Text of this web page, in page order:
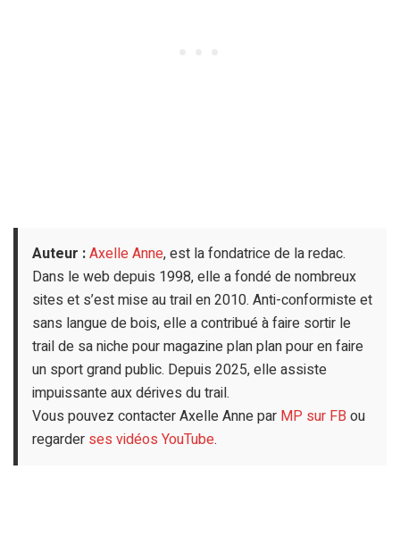
Auteur :Axelle Anne, est la fondatrice de la redac.
Dans le web depuis 1998, elle a fondé de nombreux
sites et s’est mise au trail en 2010. Anti-conformiste et
sans langue de bois, elle a contribué à faire sortir le
trail de sa niche pour magazine plan plan pour en faire
un sport grand public. Depuis 2025, elle assiste
impuissante aux dérives du trail.
Vous pouvez contacter Axelle Anne par MP sur FB ou
regarder ses vidéos YouTube.